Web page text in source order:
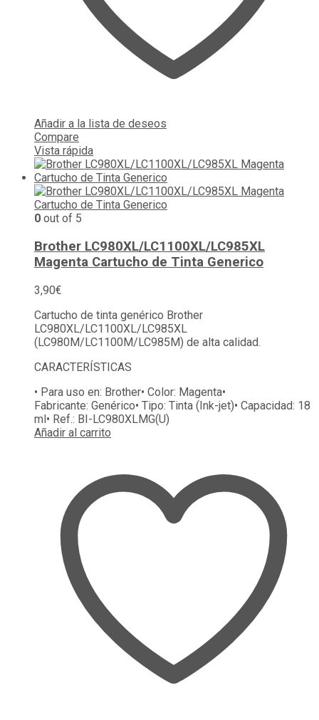
Añadir a la lista de deseos
Compare
Vista rápida
0 out of 5
Brother LC980XL/LC1100XL/LC985XL
Magenta Cartucho de Tinta Generico
3,90€
Cartucho de tinta genérico Brother
LC980XL/LC1100XL/LC985XL
(LC980M/LC1100M/LC985M) de alta calidad.
CARACTERÍSTICAS
• Para uso en: Brother• Color: Magenta•
Fabricante: Genérico• Tipo: Tinta (Ink-jet)• Capacidad: 18
ml• Ref.: BI-LC980XLMG(U)
Añadir al carrito